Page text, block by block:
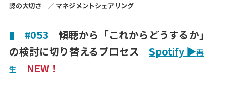
認の大切さ ／ マネジメントシェアリング
▮ #053
傾聴から「これからどうするか」
の検討に切り替えるプロセス
Spotify ▶再
生
NEW！